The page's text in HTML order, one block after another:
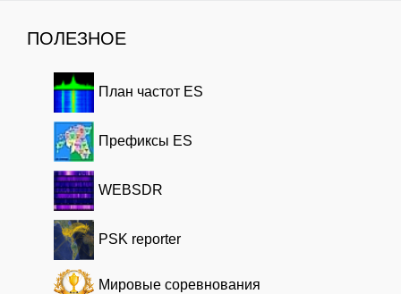
ПОЛЕЗНОЕ
План частот ES
Префиксы ES
WEBSDR
PSK reporter
Мировые соревнования